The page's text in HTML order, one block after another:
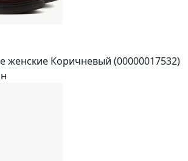
женские Коричневый (00000017532)